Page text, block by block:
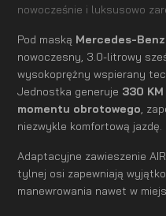
nowocześnie i luksusowo
Pod maską Mercedes-
nowoczesny, 3.0-litrowy
wysokoprężny wspierany
Jednostka generuje 330 KM
momentu obrotowego ,
niezwykle komfortową jazdę.
Adaptacyjne zawieszenie
tylnej osi zapewniają
manewrowania nawet w